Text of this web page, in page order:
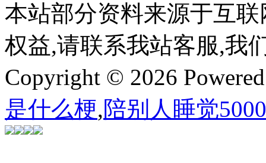
本站部分资料来源于互
权益,请联系我站客服,我
Copyright © 2026
是什么梗,陪别人睡觉